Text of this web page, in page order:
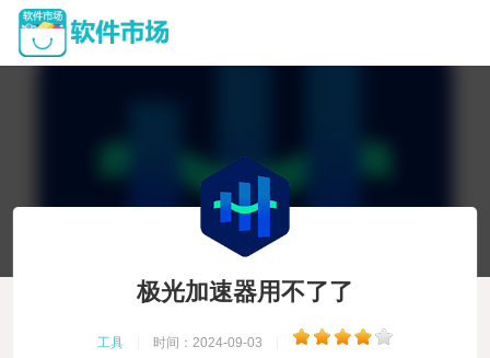
极光加速器用不了了
工具 时间：2024-09-03